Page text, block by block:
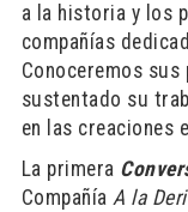
a la historia y los
compañías
Conoceremos
sustentado su
en las creaciones
La primera
CompañíaA la